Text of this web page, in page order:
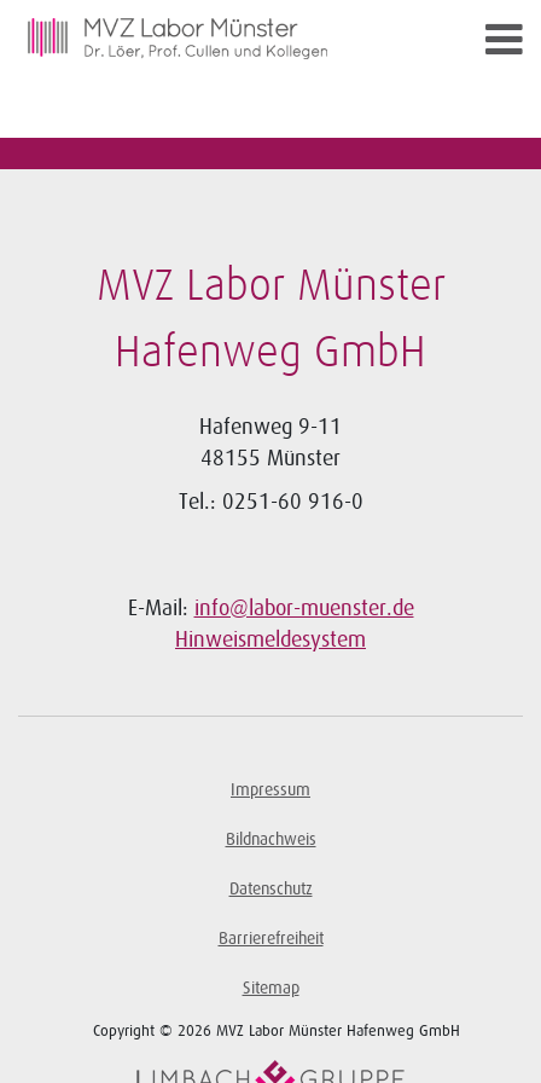
MVZ Labor Münster
Hafenweg GmbH
Hafenweg 9-11
48155 Münster
Tel.: 0251-60 916-0
E-Mail: info@labor-muenster.de
Hinweismeldesystem
Impressum
Bildnachweis
Datenschutz
Barrierefreiheit
Sitemap
Copyright © 2026 MVZ Labor Münster Hafenweg GmbH